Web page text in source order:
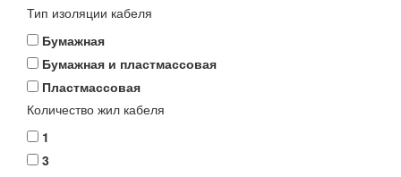
Тип изоляции кабеля
Бумажная
Бумажная и пластмассовая
Пластмассовая
Количество жил кабеля
1
3